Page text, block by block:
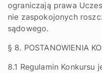
ograniczają prawa
nie zaspokojonych
sądowego.
§ 8. POSTANOWIENIA
8.1 Regulamin